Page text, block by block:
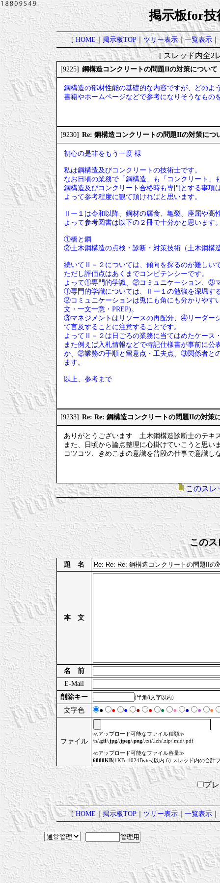
掲示板for技
[HOME｜掲示板TOP｜ツリー表示｜一覧表示｜
[ スレッド内全
[9225] 鋼構造コンクリートの問題IIの対策について
鋼構造の部材性能の基礎的な内容ですが、どのよ
書籍やホームページなどで参考になりそうなもの
[9230] Re: 鋼構造コンクリートの問題IIの対策につ
初心の是非をもう一度 様
私は鋼構造及びコンクリートの技術士です。
なお日頃の業務で「鋼構造」も「コンクリート
鋼構造及びコンクリート合格時も専門とする事項
よって参考程度に観て頂ければと思います。
Ⅱー１は令和以降、鋼材の腐食、亀裂、座屈や
よって参考図書は以下の２冊で十分かと思います
①橋と鋼
②土木鋼構造の点検・診断・対策技術（土木鋼構
続いてⅡ－２については、傾向を探るのが難しい
ただし評価点はあくまでコンピテンシーです。
よって①専門的学識、②コミュニケーション、③
①専門的学識については、Ⅱー１の勉強を深堀す
②コミュニケーションは兎にも角にも分かりやす
文・一文一意・PREP)。
③マネジメントはリソースの再配分、④リーダー
て言及することに注意することです。
よってⅡ－２は日ごろの業務に当てはめたケース
また例えば入札情報などで特記仕様書が事前に
か、②業務の手順と留意点・工夫点、③関係者と
ます。
以上、参考まで
[9233] Re: Re: 鋼構造コンクリートの問題IIの対策
ありがとうございます 土木鋼構造診断士のテキ
また、日頃から論点整理に心掛けていこうと思い
コツコツ、きめこまの意識を普段の仕事で意識し
このスレ
このス
題 名
本 文
名 前
E-Mail
削除キー
(半角8文字以内)
文字色 ● ● ● ● ● ● ● ● ● ●
ファイル
≪アップロード可能なファイル種類≫
\n/.gif/.jpg/.jpeg/.png/.txt/.lzh/.zip/.mid/.pdf
≪アップロード可能なファイル容量≫
6000KB(1KB=1024Bytes)以内 6) スレッド内の合計
プ
[HOME｜掲示板TOP｜ツリー表示｜ 一覧表示｜